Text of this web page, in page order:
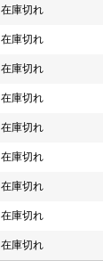
在庫切れ
在庫切れ
在庫切れ
在庫切れ
在庫切れ
在庫切れ
在庫切れ
在庫切れ
在庫切れ